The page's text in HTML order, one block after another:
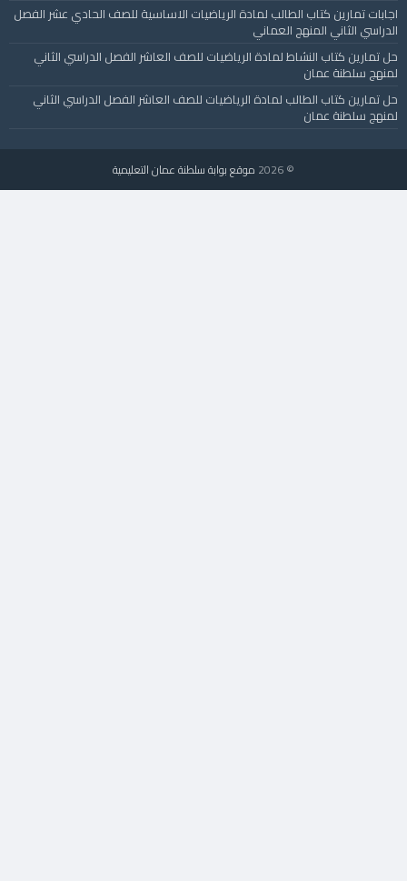
اجابات تمارين كتاب الطالب لمادة الرياضيات الاساسية للصف الحادي عشر الفصل
الدراسي الثاني المنهج العماني
حل تمارين كتاب النشاط لمادة الرياضيات للصف العاشر الفصل الدراسي الثاني
لمنهج سلطنة عمان
حل تمارين كتاب الطالب لمادة الرياضيات للصف العاشر الفصل الدراسي الثاني
لمنهج سلطنة عمان
© 2026 موقع بوابة سلطنة عمان التعليمية